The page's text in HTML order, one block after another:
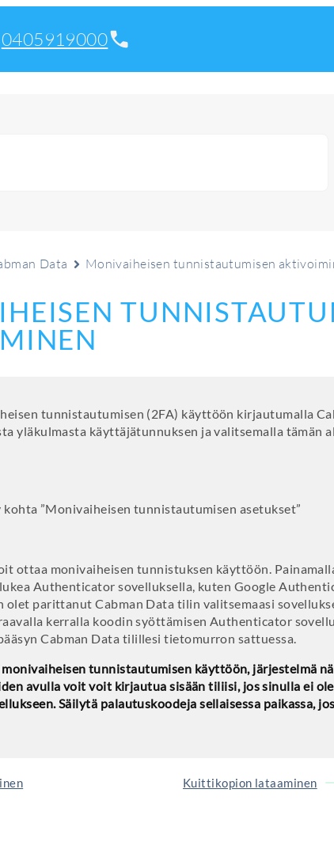
0405919000
Data Monivaiheisen tunnistautumisen
tunnistautumisen (2FA) käyttöön kirjautumalla
yläkulmasta käyttäjätunnuksen ja valitsemalla tämän
”Monivaiheisen tunnistautumisen asetukset”
ottaa monivaiheisen tunnistuksen käyttöön.
Authenticator sovelluksella, kuten Google
olet parittanut Cabman Data tilin valitsemaasi
kerralla koodin syöttämisen Authenticator
Cabman Data tilillesi tietomurron sattuessa.
tunnistautumisen käyttöön, järjestelmä
avulla voit voit kirjautua sisään tiliisi, jos sinulla ei
Säilytä palautuskoodeja sellaisessa paikassa,
Kuittikopion lataaminen